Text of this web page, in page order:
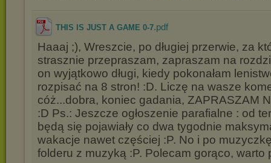
THIS IS JUST A GAME 0-7.pdf
Haaaj ;), Wreszcie, po długiej przerwie, za
strasznie przepraszam, zapraszam na
on wyjątkowo długi, kiedy pokonałam
rozpisać na 8 stron! :D. Liczę na wasze
cóż...dobra, koniec gadania, ZAPRASZAM
:D Ps.: Jeszcze ogłoszenie parafialne : od
będą się pojawiały co dwa tygodnie
wakacje nawet częściej :P. No i po
folderu z muzyką :P. Polecam gorąco, warto